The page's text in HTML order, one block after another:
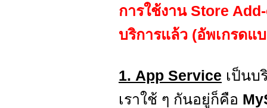
การใช้งาน Store
บริการแล้ว (อัพเกรดแ
1. App Service เป็นบ
เราใช้ ๆ กันอยู่ก็คือ